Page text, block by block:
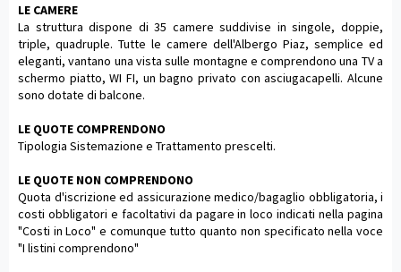
LE CAMERE
La struttura dispone di 35 camere suddivise in singole, doppie,
triple, quadruple. Tutte le camere dell'Albergo Piaz, semplice ed
eleganti, vantano una vista sulle montagne e comprendono una TV a
schermo piatto, WI FI, un bagno privato con asciugacapelli. Alcune
sono dotate di balcone.
LE QUOTE COMPRENDONO
Tipologia Sistemazione e Trattamento prescelti.
LE QUOTE NON COMPRENDONO
Quota d'iscrizione ed assicurazione medico/bagaglio obbligatoria, i
costi obbligatori e facoltativi da pagare in loco indicati nella pagina
"Costi in Loco" e comunque tutto quanto non specificato nella voce
"I listini comprendono"